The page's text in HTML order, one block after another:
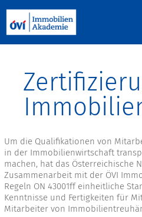
Um die Qualifikationen von
in der Immobilienwirtschaft
machen, hat das Österreichische
Zusammenarbeit mit der ÖVI
Regeln ON 43001ff einheitliche
Kenntnisse und Fertigkeiten für
Mitarbeiter von